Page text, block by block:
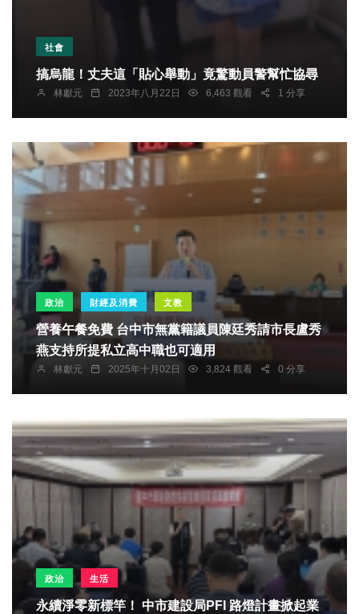
社會
搞烏龍！丈夫這「貼心舉動」竟驚動員警幫忙協尋
林獻元 2023年八月22日 6,463 觀看 1 分享
政治 財經及消費 文教
營養午餐免費 台中市無黨籍議員陳廷秀請市長盧秀
燕支持所提私立高中職也可適用
林獻元 2025年十月02日 3,824 觀看 0 分享
政治 生活
永續淨零新標竿！ 中市建設局PFI 路燈計畫掀起業